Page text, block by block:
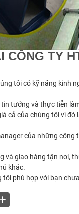
CÔNG TY
tôi có kỹ năng kinh
tưởng và thực tiễn
cả của chúng tôi vì
của những công
và giao hàng tận nơi,
khác.
tôi phù hợp với bạn